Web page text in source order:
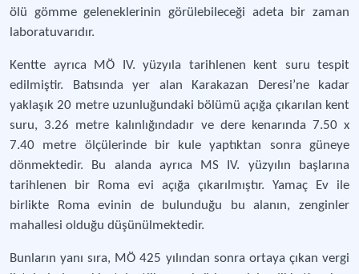
ölü gömme geleneklerinin görülebileceği adeta bir zaman
laboratuvarıdır.
Kentte ayrıca MÖ IV. yüzyıla tarihlenen kent suru tespit
edilmiştir. Batısında yer alan Karakazan Deresi’ne kadar
yaklaşık 20 metre uzunluğundaki bölümü açığa çıkarılan kent
suru, 3.26 metre kalınlığındadır ve dere kenarında 7.50 x
7.40 metre ölçülerinde bir kule yaptıktan sonra güneye
dönmektedir. Bu alanda ayrıca MS IV. yüzyılın başlarına
tarihlenen bir Roma evi açığa çıkarılmıştır. Yamaç Ev ile
birlikte Roma evinin de bulunduğu bu alanın, zenginler
mahallesi olduğu düşünülmektedir.
Bunların yanı sıra, MÖ 425 yılından sonra ortaya çıkan vergi